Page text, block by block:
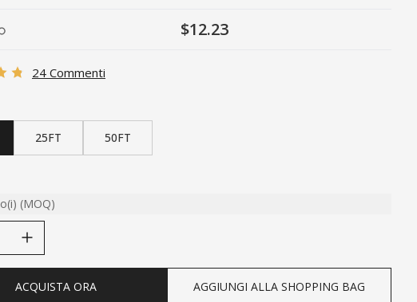
$12.23
24 Commenti
25FT 50FT
(MOQ)
ACQUISTA ORA AGGIUNGI ALLA SHOPPING BAG